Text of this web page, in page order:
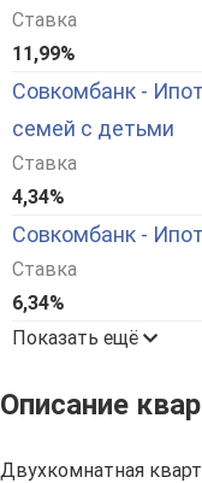
Ставка
11,99%
Совкомбанк -
семей с детьми
Ставка
4,34%
Совкомбанк -
Ставка
6,34%
Показать ещё
Описание
Двухкомнатная